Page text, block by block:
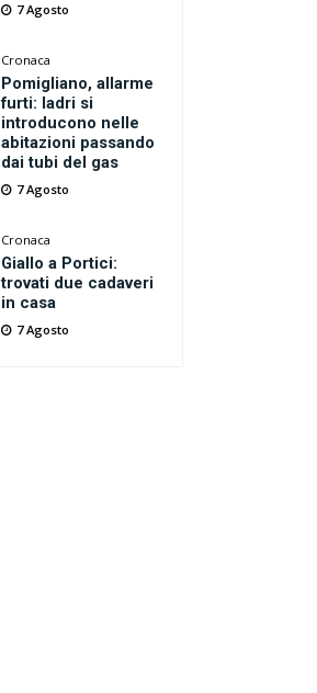
7 Agosto
Cronaca
Pomigliano, allarme
furti: ladri si
introducono nelle
abitazioni passando
dai tubi del gas
7 Agosto
Cronaca
Giallo a Portici:
trovati due cadaveri
in casa
7 Agosto